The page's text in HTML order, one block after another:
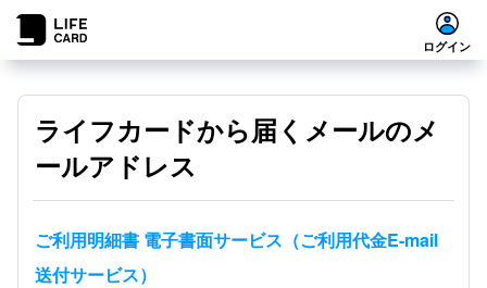
ログイン
ライフカードから届くメールのメ
ールアドレス
ご利用明細書 電子書面サービス（ご利用代金E-mail
送付サービス）